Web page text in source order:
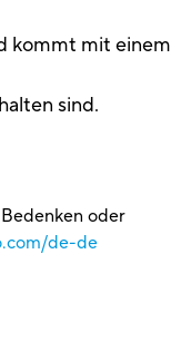
kommt mit einem
sind.
oder
de-de